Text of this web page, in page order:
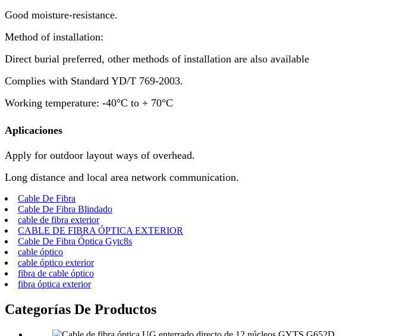
Good moisture-resistance.
Method of installation:
Direct burial preferred, other methods of installation are also available
Complies with Standard YD/T 769-2003.
Working temperature: -40°C to + 70°C
Aplicaciones
Apply for outdoor layout ways of overhead.
Long distance and local area network communication.
Cable De Fibra
Cable De Fibra Blindado
cable de fibra exterior
CABLE DE FIBRA ÓPTICA EXTERIOR
Cable De Fibra Óptica Gytc8s
cable óptico
cable óptico exterior
fibra de cable óptico
fibra óptica exterior
Categorías De Productos